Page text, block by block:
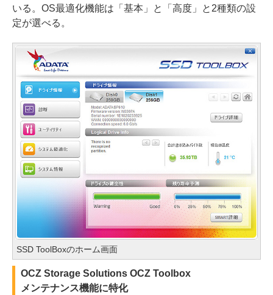
いる。OS最適化機能は「基本」と「高度」と2種類の設
定が選べる。
SSD ToolBoxのホーム画面
OCZ Storage Solutions OCZ Toolbox
メンテナンス機能に特化